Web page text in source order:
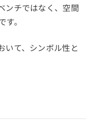
ンチではなく、空間
。
いて、シンボル性と